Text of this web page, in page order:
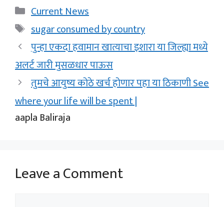
Categories
Current News
Tags
sugar consumed by country
पुन्हा एकदा हवामान खात्याचा इशारा या जिल्ह्या मध्ये
अलर्ट जारी मुसळधार पाऊस
तुमचे आयुष्य कोठे खर्च होणार पहा या ठिकाणी See
where your life will be spent |
aapla Baliraja
Leave a Comment